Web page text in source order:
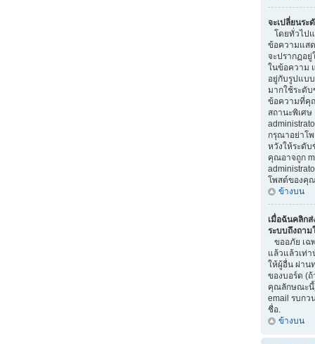
จะเปลี่ยนระ
โดยทั่วไป
ข้อความแส
จะปรากฏอ
ในข้อความ
อยู่กับรูปแบ
มากใช้ระดั
ข้อความที่คุ
สถานะพิเศษ
กรุณาอย่าโ
หวังให้ระดับ
คุณอาจถูก
โพสต์ของคุ
ข้างบน
เมื่อฉันคลิก
ระบบถึงถาม
ขออภัย เฉ
แล้วแล้วเท่
ให้ผู้อื่น ผ่าน
ของบอร์ด (
คุณลักษณะนี้)
email รบกว
ชื่อ.
ข้างบน